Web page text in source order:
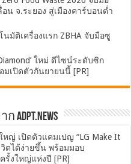
น จ.ระยอง สู่เมืองคาร์บอนต่ำ
มัติเครื่องแรก ZBHA จับมือซู
ใหม่ ดีไซน์ระดับซิก
มเปิดตัวกันยายนนี้ [PR]
ญ่ เปิดตัวแคมเปญ “LG Make It
วิตได้ง่ายขึ้น พร้อมมอบ
งใหญ่แห่งปี [PR]